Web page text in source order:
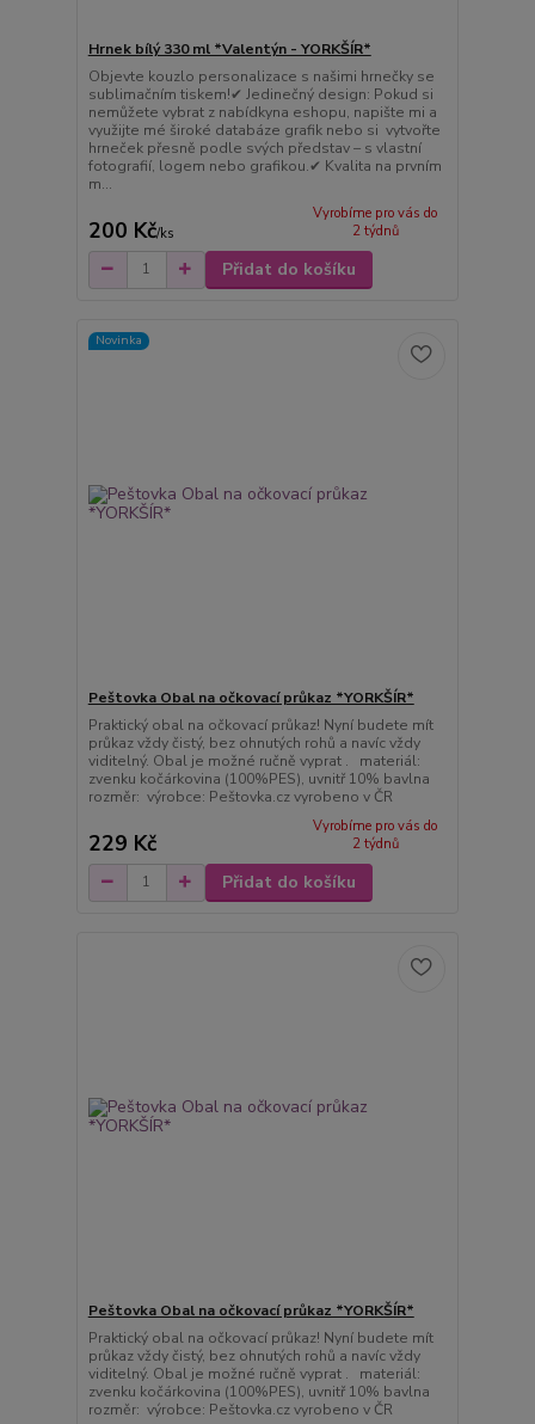
Hrnek bílý 330 ml *Valentýn - YORKŠÍR*
Objevte kouzlo personalizace s našimi hrnečky se
sublimačním tiskem!✔ Jedinečný design: Pokud si
nemůžete vybrat z nabídkyna eshopu, napište mi a
využijte mé široké databáze grafik nebo si vytvořte
hrneček přesně podle svých představ – s vlastní
fotografií, logem nebo grafikou.✔ Kvalita na prvním
m...
200 Kč/ks
Vyrobíme pro vás do
2 týdnů
Přidat do košíku
Novinka
Peštovka Obal na očkovací průkaz *YORKŠÍR*
Praktický obal na očkovací průkaz! Nyní budete mít
průkaz vždy čistý, bez ohnutých rohů a navíc vždy
viditelný. Obal je možné ručně vyprat . materiál:
zvenku kočárkovina (100%PES), uvnitř 10% bavlna
rozměr: výrobce: Peštovka.cz vyrobeno v ČR
229 Kč
Vyrobíme pro vás do
2 týdnů
Přidat do košíku
Peštovka Obal na očkovací průkaz *YORKŠÍR*
Praktický obal na očkovací průkaz! Nyní budete mít
průkaz vždy čistý, bez ohnutých rohů a navíc vždy
viditelný. Obal je možné ručně vyprat . materiál:
zvenku kočárkovina (100%PES), uvnitř 10% bavlna
rozměr: výrobce: Peštovka.cz vyrobeno v ČR